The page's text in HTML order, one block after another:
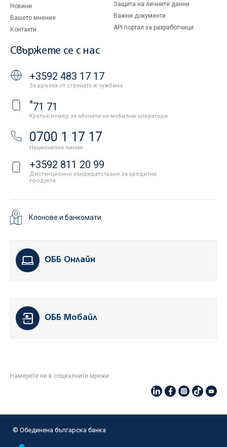
Новини
Вашето мнение
Контакти
Защита на личните данни
Важни документи
API портал за разработчици
Свържете се с нас
+3592 483 17 17
За връзка от страната и чужбина
*71 71
Кратък номер за абонати на мобилни оператори
0700 1 17 17
Национална линия
+3592 811 20 99
Дистанционно кандидатстване за кредитни
продукти
Клонове и банкомати
ОББ Онлайн
ОББ Мобайл
Намерете ни в социалните мрежи:
© Oбединена българска банка